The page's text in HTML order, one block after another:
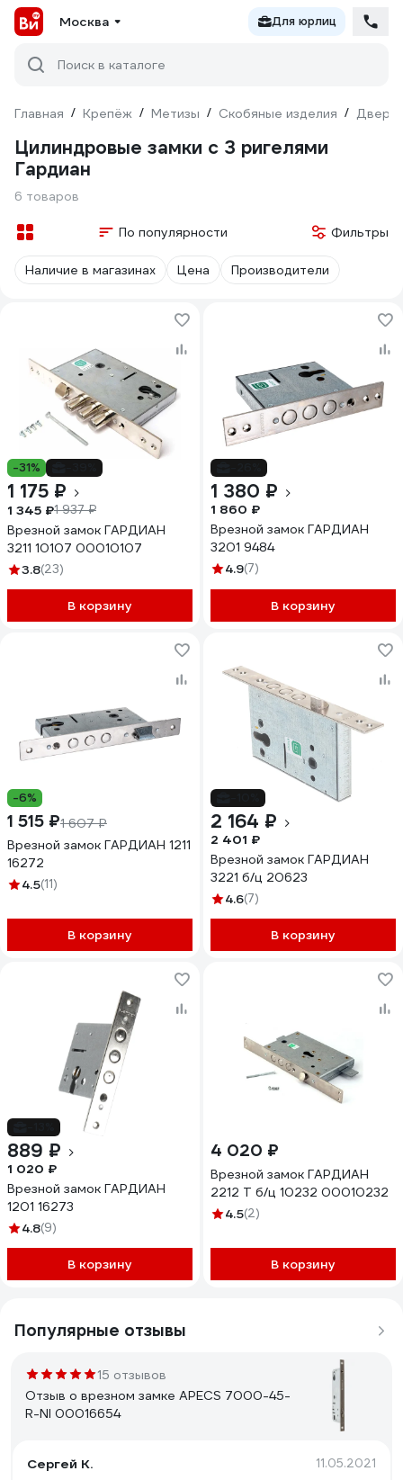
Москва Для юрлиц
Поиск в каталоге
Главная / Крепёж / Метизы / Скобяные изделия /
Цилиндровые замки с 3 ригелями
Гардиан
6 товаров
По популярности Фильтры
Наличие в магазинах Цена Производители
-31%
1 175 ₽
1 345 ₽1 937 ₽
Врезной замок ГАРДИАН
3211 10107 00010107
3.8(23)
В корзину
1 380 ₽
1 860 ₽
Врезной замок ГАРДИАН
3201 9484
4.9(7)
В корзину
-6%
1 515 ₽1 607 ₽
Врезной замок ГАРДИАН 1211
16272
4.5(11)
В корзину
2 164 ₽
2 401 ₽
Врезной замок ГАРДИАН
3221 б/ц 20623
4.6(7)
В корзину
889 ₽
1 020 ₽
Врезной замок ГАРДИАН
1201 16273
4.8(9)
В корзину
4 020 ₽
Врезной замок ГАРДИАН
2212 Т б/ц 10232 00010232
4.5(2)
В корзину
Популярные отзывы
15 отзывов
Отзыв о врезном замке APECS 7000-45-
R-NI 00016654
Сергей К. 11.05.2021